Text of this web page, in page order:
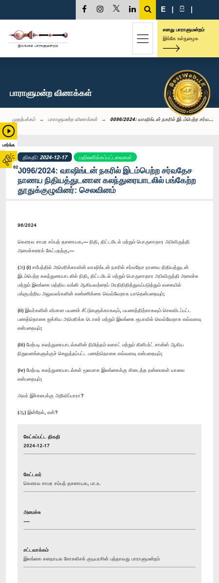
பார்க்க
02
E | සි |
எனது பாராளுமன்றம்
இங்கே உள்நுழைக
பாராளுமன்ற வினாக்கள்
முதற்பக்கம் பாராளுமன்ற வினாக்கள் 0096/2024: வாஷிங்டன் நகரில் இடம்பெற்ற சர்வ...
திகதி: 2024-12-17 பதிலளிக்கப்பட்டவைகள்
0096/2024: வாஷிங்டன் நகரில் இடம்பெற்ற சர்வதேச
நாணய நிதியத்துடனான கலந்துரையாடலில் பங்கேற்ற
தூதுக்குழுவினர்: செலவினம்
96/2024
கௌரவ சாமர சம்பத் தசனாயக,— நிதி, திட்டமிடல் மற்றும் பொருளாதார அபிவிருத்தி
அமைச்சரைக் கேட்பதற்கு,—
(அ) (i) சமீபத்தில் அமெரிக்காவின் வாஷிங்டன் நகரில் சர்வதேச நாணய நிதியத்துடன்
இடம்பெற்ற கலந்துரையாடலில் நிதி, திட்டமிடல் மற்றும் பொருளாதார அபிவிருத்தி அமைச்சு
மற்றும் இலங்கை மத்திய வங்கி ஆகியவற்றைப் பிரதிநிதித்துவப்படுத்தும் வகையில்
பங்குபற்றிய அலுவலர்களின் எண்ணிக்கை வெவ்வேறாக யாதென்பதையும்;
(ii) இவர்களின் விமான பயணச் சீட்டுகளுக்காகவும், பயணத்திற்காகவும் செலவிடப்பட்ட
பணத்தொகை ஐக்கிய அமெரிக்க டொலர் மற்றும் இலங்கை ரூபாவில் வெவ்வேறாக எவ்வளவு
என்பதையும்;
(iii) மேற்படி கலந்துரையாடல்களின் நிமித்தம் லஸாட் மற்றும் கிளிபர்ட் சான்ஸ் ஆகிய
நிறுவனங்களுக்குச் செலுத்தப்பட்ட பணத்தொகை எவ்வளவு என்பதையும்;
(iv) மேற்படி கலந்துரையாடல்கள் மூலமாக இலங்கைக்கு கிடைத்த நன்மைகள் யாவை
என்பதையும்;
அவர் இச்சபைக்கு அறிவிப்பாரா?
(ஆ) இன்றேல், ஏன்?
கேட்கப்பட்ட திகதி
2024-12-17
கேட்டவர்
கௌரவ சாமர சம்பத் தசனாயக, பா.உ.
அமைச்சு
----
சட்டவாக்கம்
இலங்கை சனநாயக சோசலிசக் குடியரசின் பத்தாவது பாராளுமன்றம்